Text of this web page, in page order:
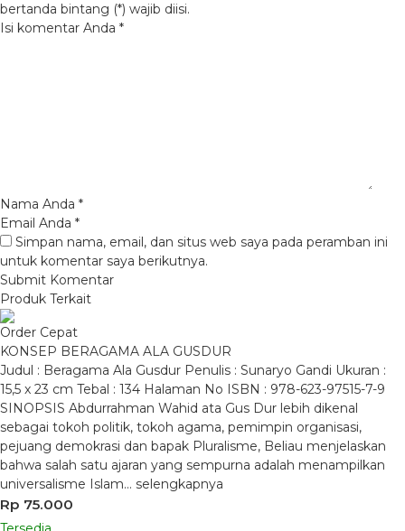
bertanda bintang (*) wajib diisi.
Isi komentar Anda *
Nama Anda *
Email Anda *
Simpan nama, email, dan situs web saya pada peramban ini
untuk komentar saya berikutnya.
Produk Terkait
Order Cepat
KONSEP BERAGAMA ALA GUSDUR
Judul : Beragama Ala Gusdur Penulis : Sunaryo Gandi Ukuran :
15,5 x 23 cm Tebal : 134 Halaman No ISBN : 978-623-97515-7-9
SINOPSIS Abdurrahman Wahid ata Gus Dur lebih dikenal
sebagai tokoh politik, tokoh agama, pemimpin organisasi,
pejuang demokrasi dan bapak Pluralisme, Beliau menjelaskan
bahwa salah satu ajaran yang sempurna adalah menampilkan
universalisme Islam… selengkapnya
Rp 75.000